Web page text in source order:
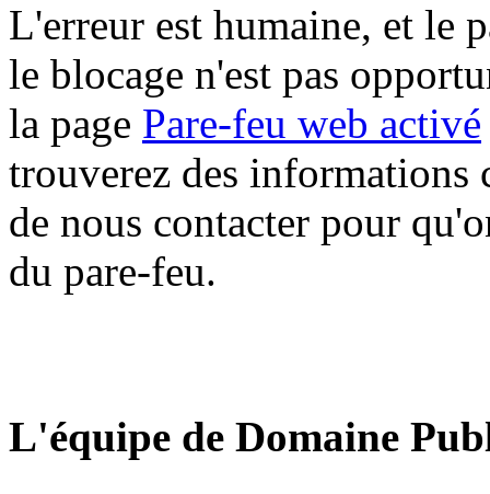
L'erreur est humaine, et le
le blocage n'est pas
la page Pare-feu web activé
trouverez des informations
de nous contacter pour
du pare-feu.
L'équipe de Domaine